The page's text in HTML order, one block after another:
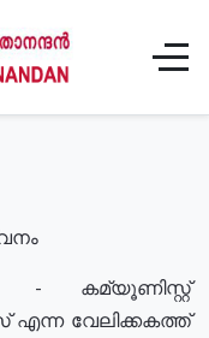
- കമ്യൂണിസ്റ്റ്
എന്ന വേലിക്കകത്ത്